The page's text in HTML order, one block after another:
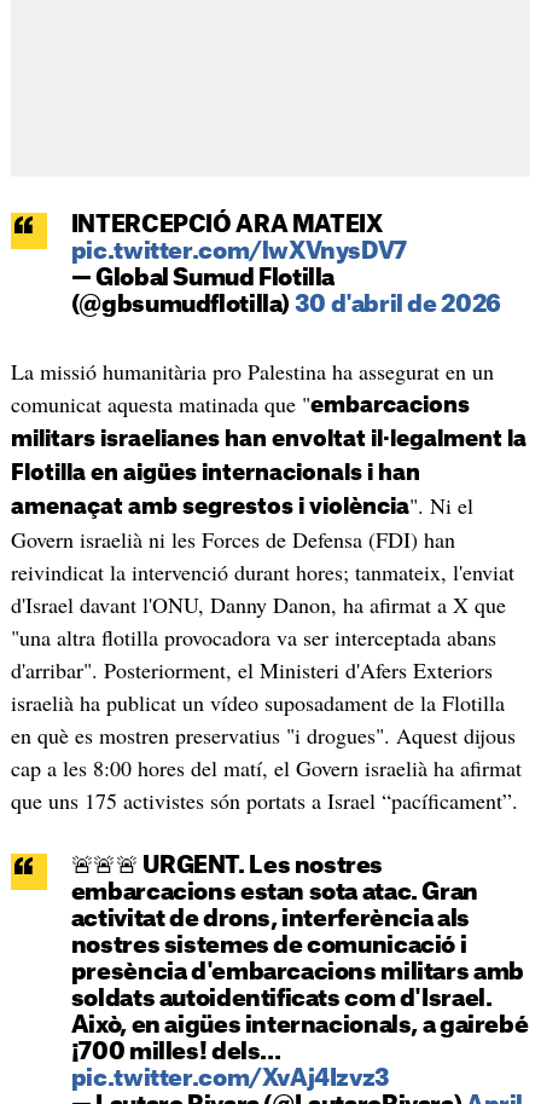
INTERCEPCIÓ ARA MATEIX
pic.twitter.com/lwXVnysDV7
— Global Sumud Flotilla
(@gbsumudflotilla) 30 d'abril de 2026
La missió humanitària pro Palestina ha assegurat en un
comunicat aquesta matinada que "embarcacions
militars israelianes han envoltat il·legalment la
Flotilla en aigües internacionals i han
amenaçat amb segrestos i violència". Ni el
Govern israelià ni les Forces de Defensa (FDI) han
reivindicat la intervenció durant hores; tanmateix, l'enviat
d'Israel davant l'ONU, Danny Danon, ha afirmat a X que
"una altra flotilla provocadora va ser interceptada abans
d'arribar". Posteriorment, el Ministeri d'Afers Exteriors
israelià ha publicat un vídeo suposadament de la Flotilla
en què es mostren preservatius "i drogues". Aquest dijous
cap a les 8:00 hores del matí, el Govern israelià ha afirmat
que uns 175 activistes són portats a Israel “pacíficament”.
🚨🚨🚨 URGENT. Les nostres
embarcacions estan sota atac. Gran
activitat de drons, interferència als
nostres sistemes de comunicació i
presència d'embarcacions militars amb
soldats autoidentificats com d'Israel.
Això, en aigües internacionals, a gairebé
¡700 milles! dels…
pic.twitter.com/XvAj4Izvz3